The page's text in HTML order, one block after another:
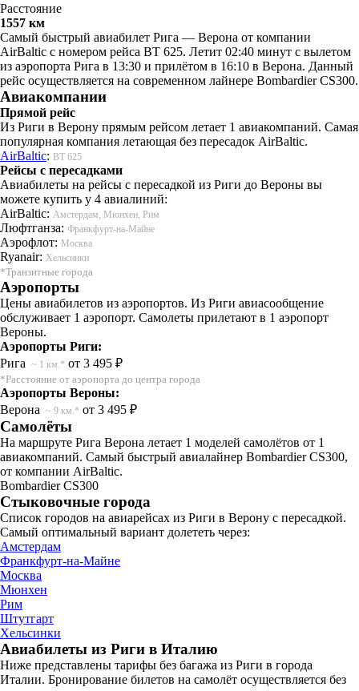
Расстояние
1557 км
Самый быстрый авиабилет Рига — Верона от компании
AirBaltic с номером рейса BT 625. Летит 02:40 минут с вылетом
из аэропорта Рига в 13:30 и прилётом в 16:10 в Верона. Данный
рейс осуществляется на современном лайнере Bombardier CS300.
Авиакомпании
Прямой рейс
Из Риги в Верону прямым рейсом летает 1 авиакомпаний. Самая
популярная компания летающая без пересадок AirBaltic.
AirBaltic: BT 625
Рейсы с пересадками
Авиабилеты на рейсы с пересадкой из Риги до Вероны вы
можете купить у 4 авиалиний:
AirBaltic: Амстердам, Мюнхен, Рим
Люфтганза: Франкфурт-на-Майне
Аэрофлот: Москва
Ryanair: Хельсинки
*Транзитные города
Аэропорты
Цены авиабилетов из аэропортов. Из Риги авиасообщение
обслуживает 1 аэропорт. Самолеты прилетают в 1 аэропорт
Вероны.
Аэропорты Риги:
Рига ~ 1 км.* от 3 495 ₽
*Расстояние от аэропорта до центра города
Аэропорты Вероны:
Верона ~ 9 км.* от 3 495 ₽
Самолёты
На маршруте Рига Верона летает 1 моделей самолётов от 1
авиакомпаний. Самый быстрый авиалайнер Bombardier CS300,
от компании AirBaltic.
Bombardier CS300
Стыковочные города
Список городов на авиарейсах из Риги в Верону с пересадкой.
Самый оптимальный вариант долететь через:
Амстердам
Франкфурт-на-Майне
Москва
Мюнхен
Рим
Штутгарт
Хельсинки
Авиабилеты из Риги в Италию
Ниже представлены тарифы без багажа из Риги в города
Италии. Бронирование билетов на самолёт осуществляется без